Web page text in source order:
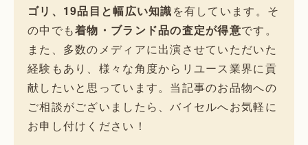
ゴリ、19品目と幅広い知識を有しています。そ
の中でも着物・ブランド品の査定が得意です。
また、多数のメディアに出演させていただいた
経験もあり、様々な角度からリユース業界に貢
献したいと思っています。当記事のお品物への
ご相談がございましたら、バイセルへお気軽に
お申し付けください！